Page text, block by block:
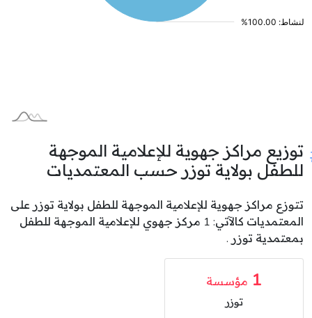
توزيع مراكز جهوية للإعلامية الموجهة
للطفل بولاية توزر حسب المعتمديات
تتوزع مراكز جهوية للإعلامية الموجهة للطفل بولاية توزر على
المعتمديات كالآتي: 1 مركز جهوي للإعلامية الموجهة للطفل
بمعتمدية توزر .
1 مؤسسة
توزر